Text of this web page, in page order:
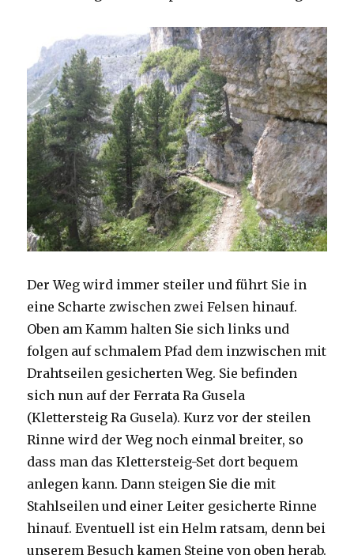
Der Weg wird immer steiler und führt Sie in
eine Scharte zwischen zwei Felsen hinauf.
Oben am Kamm halten Sie sich links und
folgen auf schmalem Pfad dem inzwischen mit
Drahtseilen gesicherten Weg. Sie befinden
sich nun auf der Ferrata Ra Gusela
(Klettersteig Ra Gusela). Kurz vor der steilen
Rinne wird der Weg noch einmal breiter, so
dass man das Klettersteig-Set dort bequem
anlegen kann. Dann steigen Sie die mit
Stahlseilen und einer Leiter gesicherte Rinne
hinauf. Eventuell ist ein Helm ratsam, denn bei
unserem Besuch kamen Steine von oben herab.